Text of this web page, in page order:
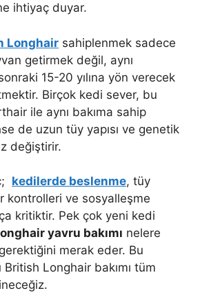
ihtiyaç duyar.
Longhair sahiplenmek sadece
getirmek değil, aynı
15-20 yılına yön verecek
Birçok kedi sever, bu
ile aynı bakıma sahip
de uzun tüy yapısı ve genetik
değiştirir.
kedilerde beslenme, tüy
kontrolleri ve sosyalleşme
kritiktir. Pek çok yeni kedi
yavru bakımı nelere
merak eder. Bu
British Longhair bakımı tüm